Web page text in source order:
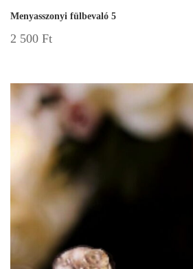
Menyasszonyi fülbevaló 5
2 500 Ft